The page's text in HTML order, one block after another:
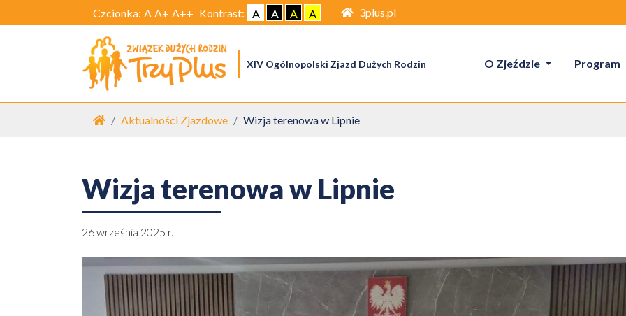
Czcionka: A A+ A++ Kontrast: A A A A 3plus.pl
XIV Ogólnopolski Zjazd Dużych Rodzin O Zjeździe Program
Strona główna
Aktualności Zjazdowe Wizja terenowa w Lipnie
Wizja terenowa w Lipnie
26 września 2025 r.